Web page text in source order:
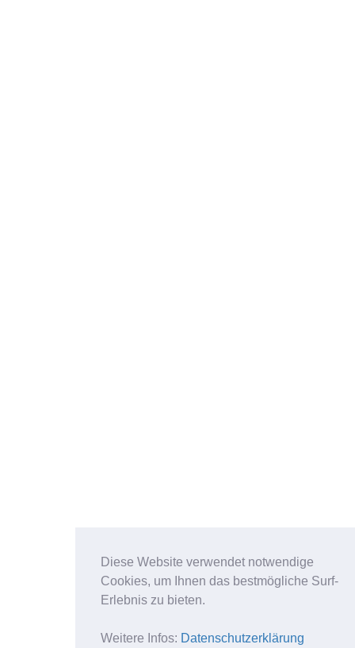
Diese Website verwendet notwendige
Cookies, um Ihnen das bestmögliche Surf-
Erlebnis zu bieten.
Weitere Infos: Datenschutzerklärung